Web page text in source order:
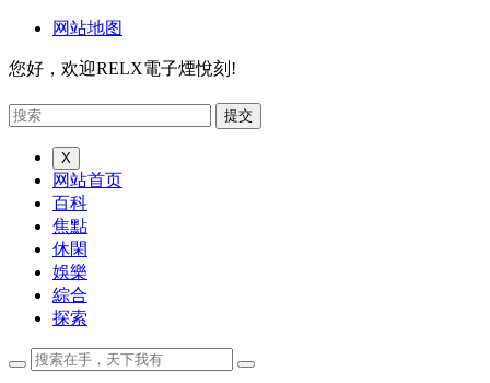
网站地图
您好，欢迎RELX電子煙悅刻!
X
网站首页
百科
焦點
休閑
娛樂
綜合
探索